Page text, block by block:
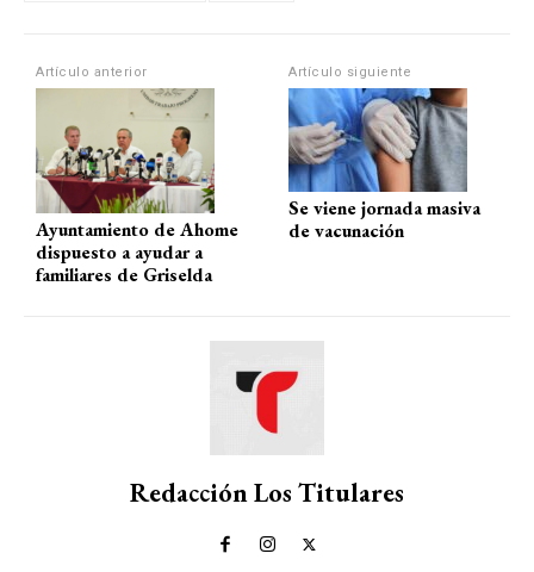
p
k
Artículo anterior
Ayuntamiento de Ahome
dispuesto a ayudar a
familiares de Griselda
Artículo siguiente
Se viene jornada masiva
de vacunación
Redacción Los Titulares